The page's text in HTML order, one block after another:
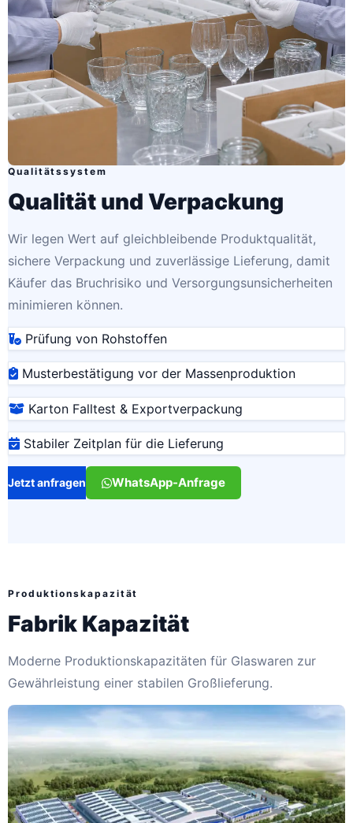
Qualitätssystem
Qualität und Verpackung
Wir legen Wert auf gleichbleibende Produktqualität,
sichere Verpackung und zuverlässige Lieferung, damit
Käufer das Bruchrisiko und Versorgungsunsicherheiten
minimieren können.
Prüfung von Rohstoffen
Musterbestätigung vor der Massenproduktion
Karton Falltest & Exportverpackung
Stabiler Zeitplan für die Lieferung
Jetzt anfragen WhatsApp-Anfrage
Produktionskapazität
Fabrik Kapazität
Moderne Produktionskapazitäten für Glaswaren zur
Gewährleistung einer stabilen Großlieferung.